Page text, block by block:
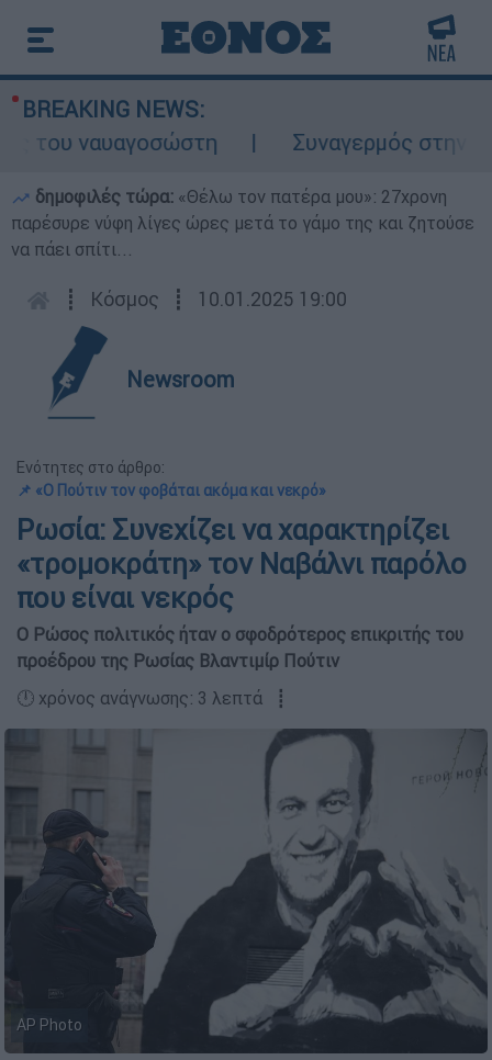
BREAKING NEWS:
ναυαγοσώστη
Συναγερμός στην
δημοφιλές τώρα: «Θέλω τον πατέρα μου»: 27χρονη
παρέσυρε νύφη λίγες ώρες μετά το γάμο της και ζητούσε
να πάει σπίτι...
┋ Κόσμος ┋ 10.01.2025 19:00
Newsroom
Ενότητες στο άρθρο:
📌 «Ο Πούτιν τον φοβάται ακόμα και νεκρό»
Ρωσία: Συνεχίζει να χαρακτηρίζει
«τρομοκράτη» τον Ναβάλνι παρόλο
που είναι νεκρός
Ο Ρώσος πολιτικός ήταν ο σφοδρότερος επικριτής του
προέδρου της Ρωσίας Βλαντιμίρ Πούτιν
🕛 χρόνος ανάγνωσης: 3 λεπτά ┋
AP Photo